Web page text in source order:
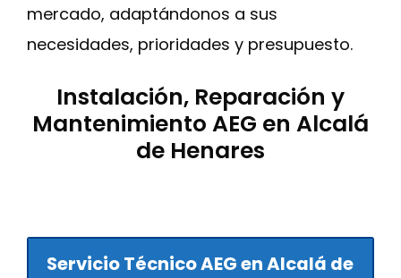
mercado, adaptándonos a sus
necesidades, prioridades y presupuesto.
Instalación, Reparación y
Mantenimiento AEG en Alcalá
de Henares
Servicio Técnico AEG en Alcalá de